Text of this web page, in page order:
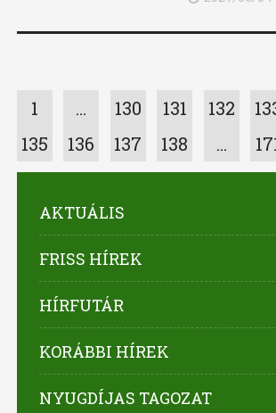
1 … 130 131 132
135
136 137 138 …
AKTUÁLIS
FRISS HÍREK
HÍRFUTÁR
KORÁBBI HÍREK
NYUGDÍJAS TAGOZAT